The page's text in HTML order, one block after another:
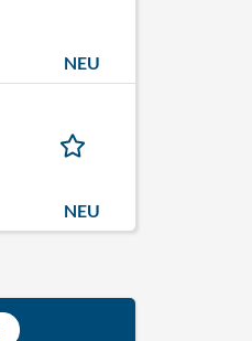
NEU
NEU